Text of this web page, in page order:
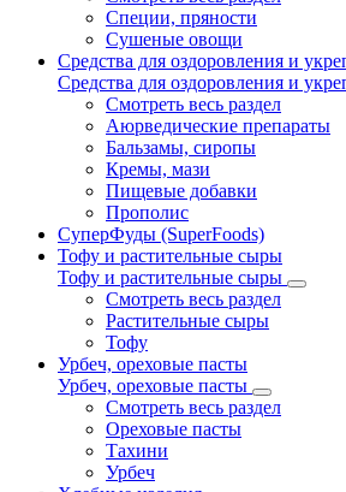
Специи, пряности
Сушеные овощи
Средства для оздоровления и
Средства для оздоровления и
Смотреть весь раздел
Аюрведические препараты
Бальзамы, сиропы
Кремы, мази
Пищевые добавки
Прополис
СуперФуды (SuperFoods)
Тофу и растительные сыры
Тофу и растительные сыры
Смотреть весь раздел
Растительные сыры
Тофу
Урбеч, ореховые пасты
Урбеч, ореховые пасты
Смотреть весь раздел
Ореховые пасты
Тахини
Урбеч